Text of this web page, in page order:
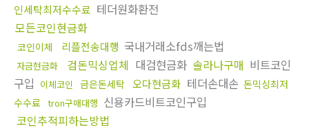
인세탁최저수수료 테더원화환전
모든코인현금화
코인이체 리플전송대행 국내거래소fds깨는법
자금현금화 검돈믹싱업체 대검현금화 솔라나구매 비트코인
구입 이체코인 금은돈세탁 오다현금화 테더손대손 돈믹싱최저
수수료 tron구매대행 신용카드비트코인구입
코인추적피하는방법